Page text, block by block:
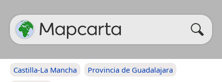
Castilla-La Mancha
Provincia de Guadalajara